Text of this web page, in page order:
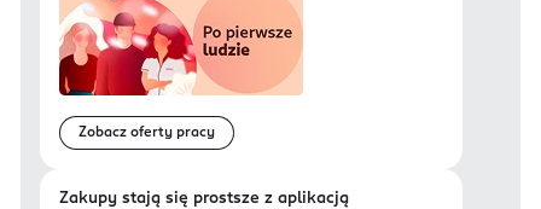
Zobacz oferty pracy
Zakupy stają się prostsze z aplikacją